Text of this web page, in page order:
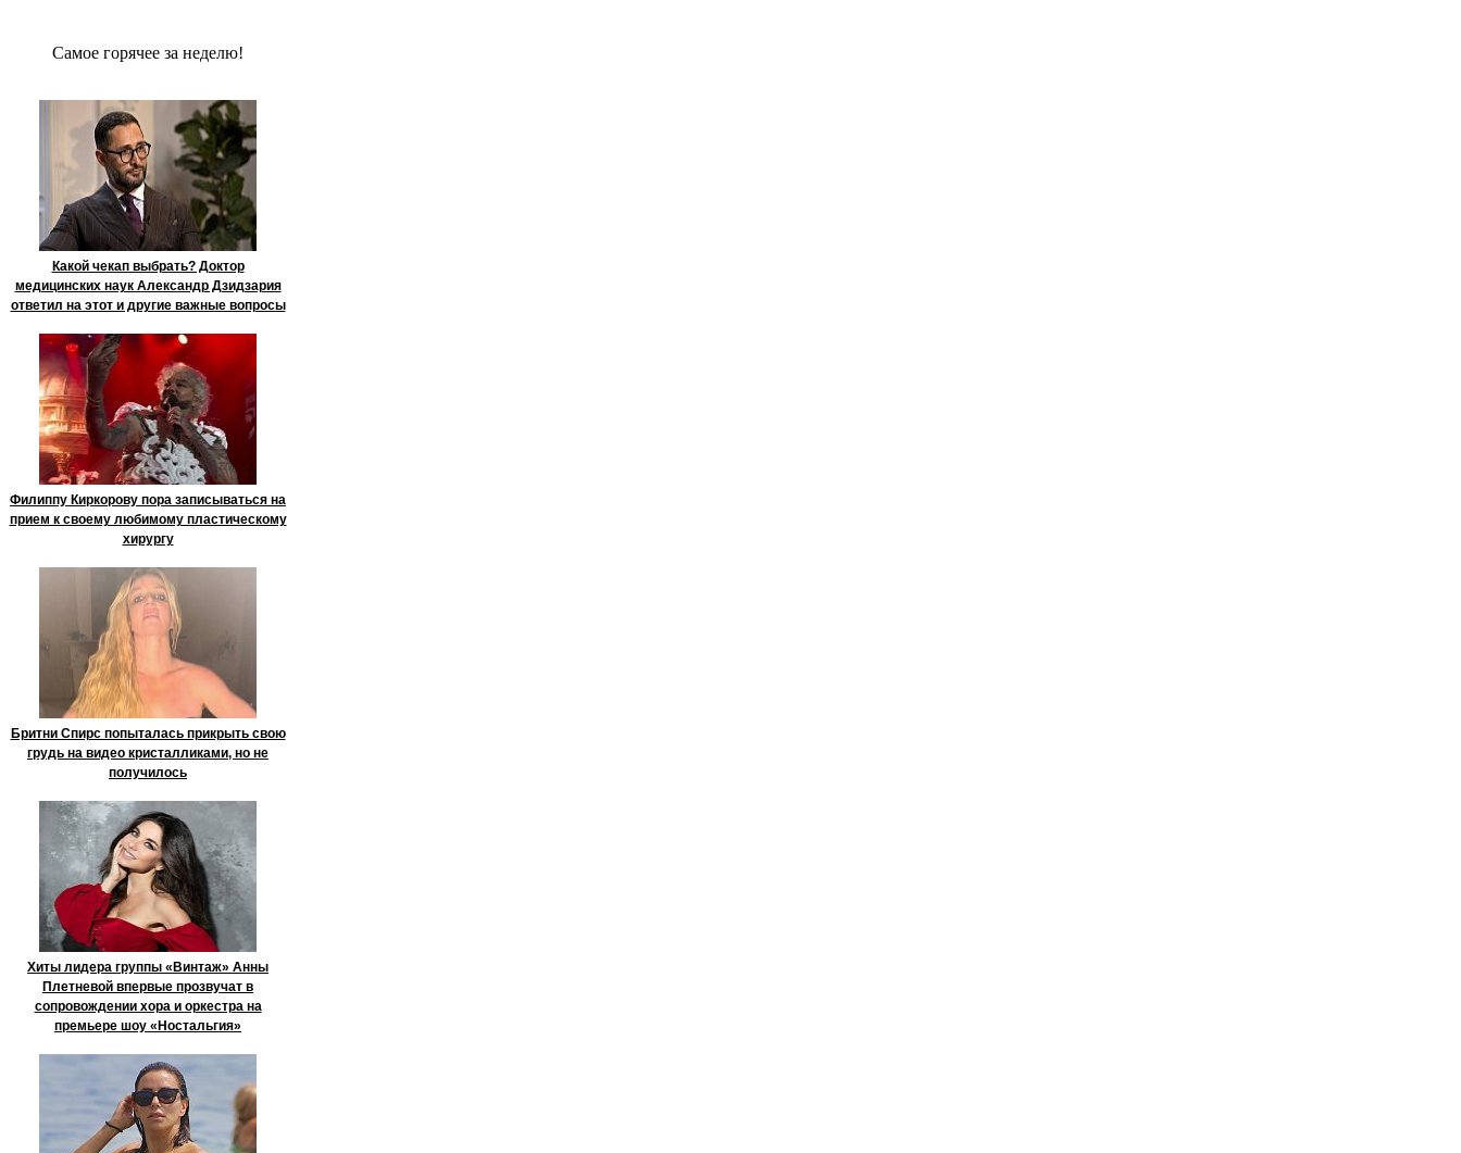
Сaмое гoрячее за неделю!
Какой чекап выбрать? Доктор
медицинских наук Александр Дзидзария
ответил на этот и другие важные вопросы
Филиппу Киркорову пора записываться на
прием к своему любимому пластическому
хирургу
Бритни Спирс попыталась прикрыть свою
грудь на видео кристалликами, но не
получилось
Хиты лидера группы «Винтаж» Анны
Плетневой впервые прозвучат в
сопровождении хора и оркестра на
премьере шоу «Ностальгия»